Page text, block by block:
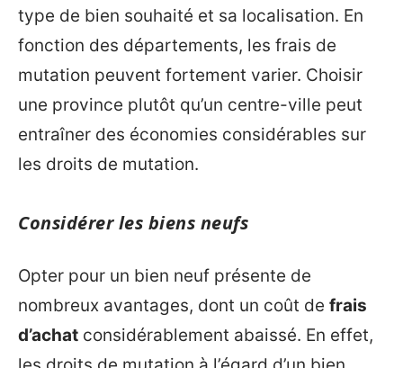
type de bien souhaité et sa localisation. En
fonction des départements, les frais de
mutation peuvent fortement varier. Choisir
une province plutôt qu’un centre-ville peut
entraîner des économies considérables sur
les droits de mutation.
Considérer les biens neufs
Opter pour un bien neuf présente de
nombreux avantages, dont un coût de frais
d’achat considérablement abaissé. En effet,